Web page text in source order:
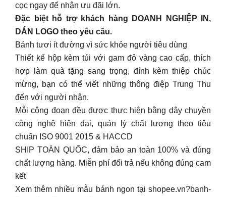
cọc ngay để nhận ưu đãi lớn.
Đặc biệt hỗ trợ khách hàng DOANH NGHIỆP IN,
DÁN LOGO theo yêu cầu.
Bánh tươi ít đường vì sức khỏe người tiêu dùng
Thiết kế hộp kèm túi với gam đỏ vàng cao cấp, thích
hợp làm quà tặng sang trọng, đính kèm thiệp chúc
mừng, bạn có thể viết những thông điệp Trung Thu
đến với người nhận.
Mỗi công đoạn đều được thực hiện bằng dây chuyền
công nghệ hiện đại, quản lý chất lượng theo tiêu
chuẩn ISO 9001 2015 & HACCD
SHIP TOÀN QUỐC, đảm bảo an toàn 100% và đúng
chất lượng hàng. Miễn phí đổi trả nếu không đúng cam
kết
Xem thêm nhiều mẫu bánh ngon tại shopee.vn?banh-